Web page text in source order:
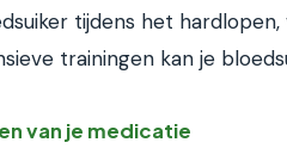
tijdens het
trainingen kan je
van je medicatie